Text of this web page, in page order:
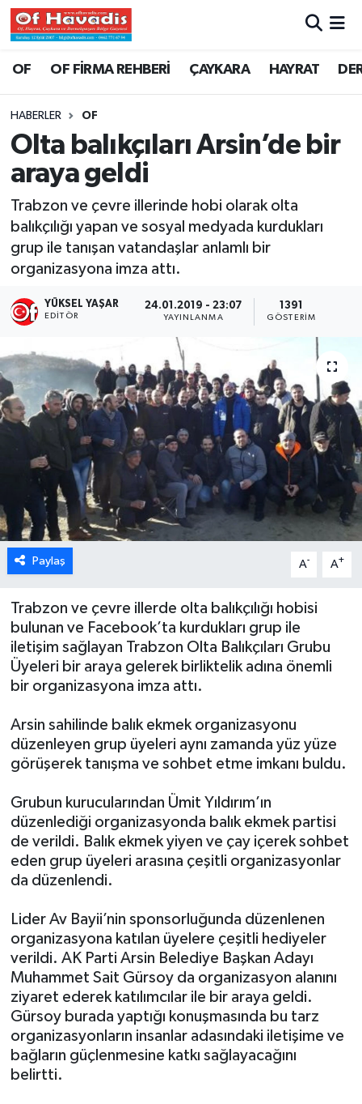
OF OF FİRMA REHBERİ ÇAYKARA HAYRAT
HABERLER OF
Olta balıkçıları Arsin’de bir
araya geldi
Trabzon ve çevre illerinde hobi olarak olta
balıkçılığı yapan ve sosyal medyada kurdukları
grup ile tanışan vatandaşlar anlamlı bir
organizasyona imza attı.
YÜKSEL YAŞAR
EDITÖR
24.01.2019 - 23:07
YAYINLANMA
1391
GÖSTERIM
Paylaş A- A+
Trabzon ve çevre illerde olta balıkçılığı hobisi
bulunan ve Facebook’ta kurdukları grup ile
iletişim sağlayan Trabzon Olta Balıkçıları Grubu
Üyeleri bir araya gelerek birliktelik adına önemli
bir organizasyona imza attı.
Arsin sahilinde balık ekmek organizasyonu
düzenleyen grup üyeleri aynı zamanda yüz yüze
görüşerek tanışma ve sohbet etme imkanı buldu.
Grubun kurucularından Ümit Yıldırım’ın
düzenlediği organizasyonda balık ekmek partisi
de verildi. Balık ekmek yiyen ve çay içerek sohbet
eden grup üyeleri arasına çeşitli organizasyonlar
da düzenlendi.
Lider Av Bayii’nin sponsorluğunda düzenlenen
organizasyona katılan üyelere çeşitli hediyeler
verildi. AK Parti Arsin Belediye Başkan Adayı
Muhammet Sait Gürsoy da organizasyon alanını
ziyaret ederek katılımcılar ile bir araya geldi.
Gürsoy burada yaptığı konuşmasında bu tarz
organizasyonların insanlar adasındaki iletişime ve
bağların güçlenmesine katkı sağlayacağını
belirtti.
Trabzon Nöbetçi Eczaneler
Trabzon Namaz Vakitleri
Trabzon Trafik Yoğunluk Haritası
Süper Lig Puan Durumu ve Fikstür
Tüm Manşetler
Son Dakika Haberleri